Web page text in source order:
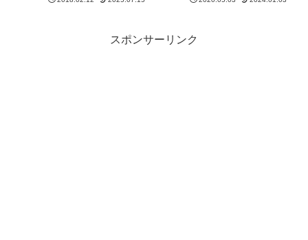
スポンサーリンク